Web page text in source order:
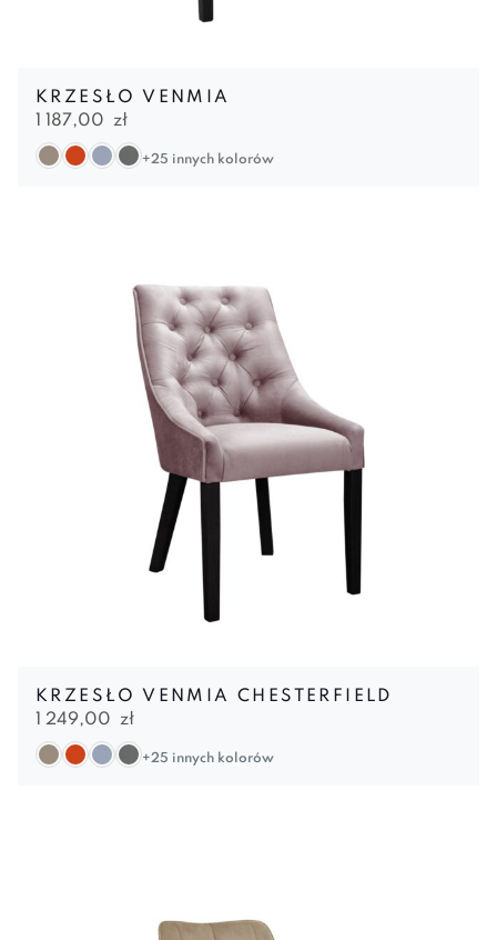
KRZESŁO VENMIA
1 187,00 zł
+25 innych kolorów
KRZESŁO VENMIA CHESTERFIELD
1 249,00 zł
+25 innych kolorów